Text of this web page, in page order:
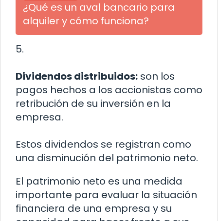
¿Qué es un aval bancario para
alquiler y cómo funciona?
5.
Dividendos distribuidos: son los
pagos hechos a los accionistas como
retribución de su inversión en la
empresa.
Estos dividendos se registran como
una disminución del patrimonio neto.
El patrimonio neto es una medida
importante para evaluar la situación
financiera de una empresa y su